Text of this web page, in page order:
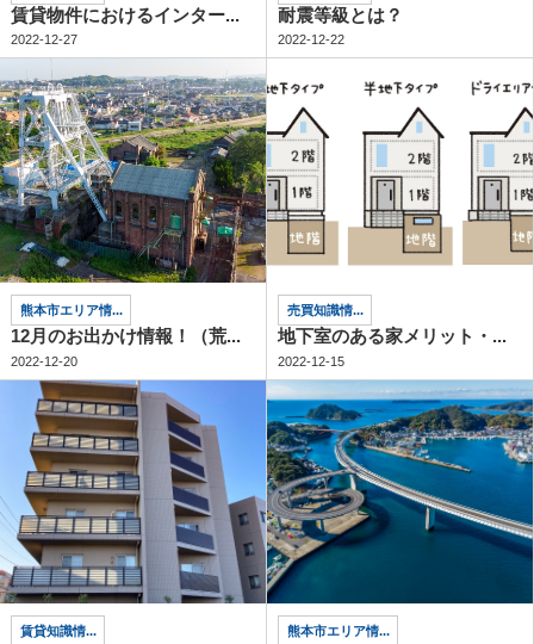
賃貸物件におけるインター...
2022-12-27
耐震等級とは？
2022-12-22
熊本市エリア情...
12月のお出かけ情報！（荒...
2022-12-20
売買知識情...
地下室のある家メリット・...
2022-12-15
賃貸知識情... 熊本市エリア情...